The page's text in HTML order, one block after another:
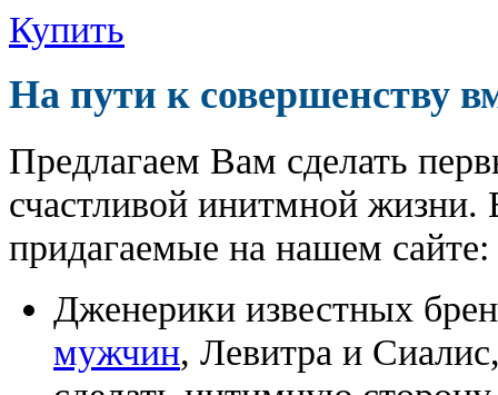
Купить
На пути к совершенству
Предлагаем Вам сделать
счастливой инитмной жизни.
придагаемые на нашем сайте:
Дженерики известных
мужчин, Левитра и